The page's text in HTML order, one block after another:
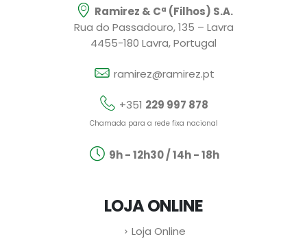
Ramirez & Cª (Filhos) S.A.
Rua do Passadouro, 135 – Lavra
4455-180 Lavra, Portugal
ramirez@ramirez.pt
+351 229 997 878
Chamada para a rede fixa nacional
9h - 12h30 / 14h - 18h
LOJA ONLINE
Loja Online